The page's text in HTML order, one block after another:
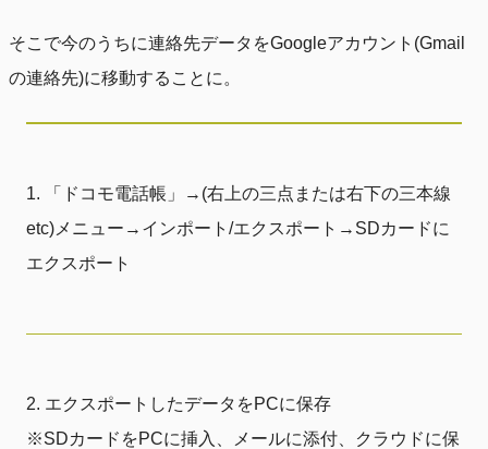
そこで今のうちに連絡先データをGoogleアカウント(Gmail
の連絡先)に移動することに。
「ドコモ電話帳」→(右上の三点または右下の三本線
etc)メニュー→インポート/エクスポート→SDカードに
エクスポート
エクスポートしたデータをPCに保存
※SDカードをPCに挿入、メールに添付、クラウドに保